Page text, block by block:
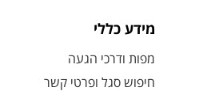
מידע כללי
מפות ודרכי הגעה
חיפוש סגל ופרטי קשר